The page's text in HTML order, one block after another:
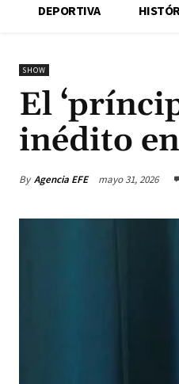
DEPORTIVA
SHOW
El
inédito
By Agencia EFE mayo 31, 2026